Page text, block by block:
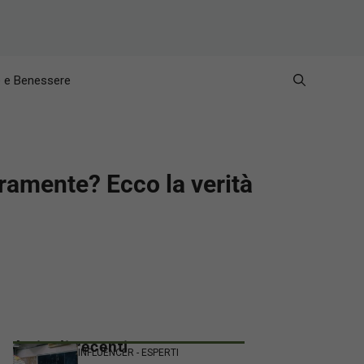
e Benessere
Ecco la verità
Articoli recentiINFLUENCER - ESPERTI